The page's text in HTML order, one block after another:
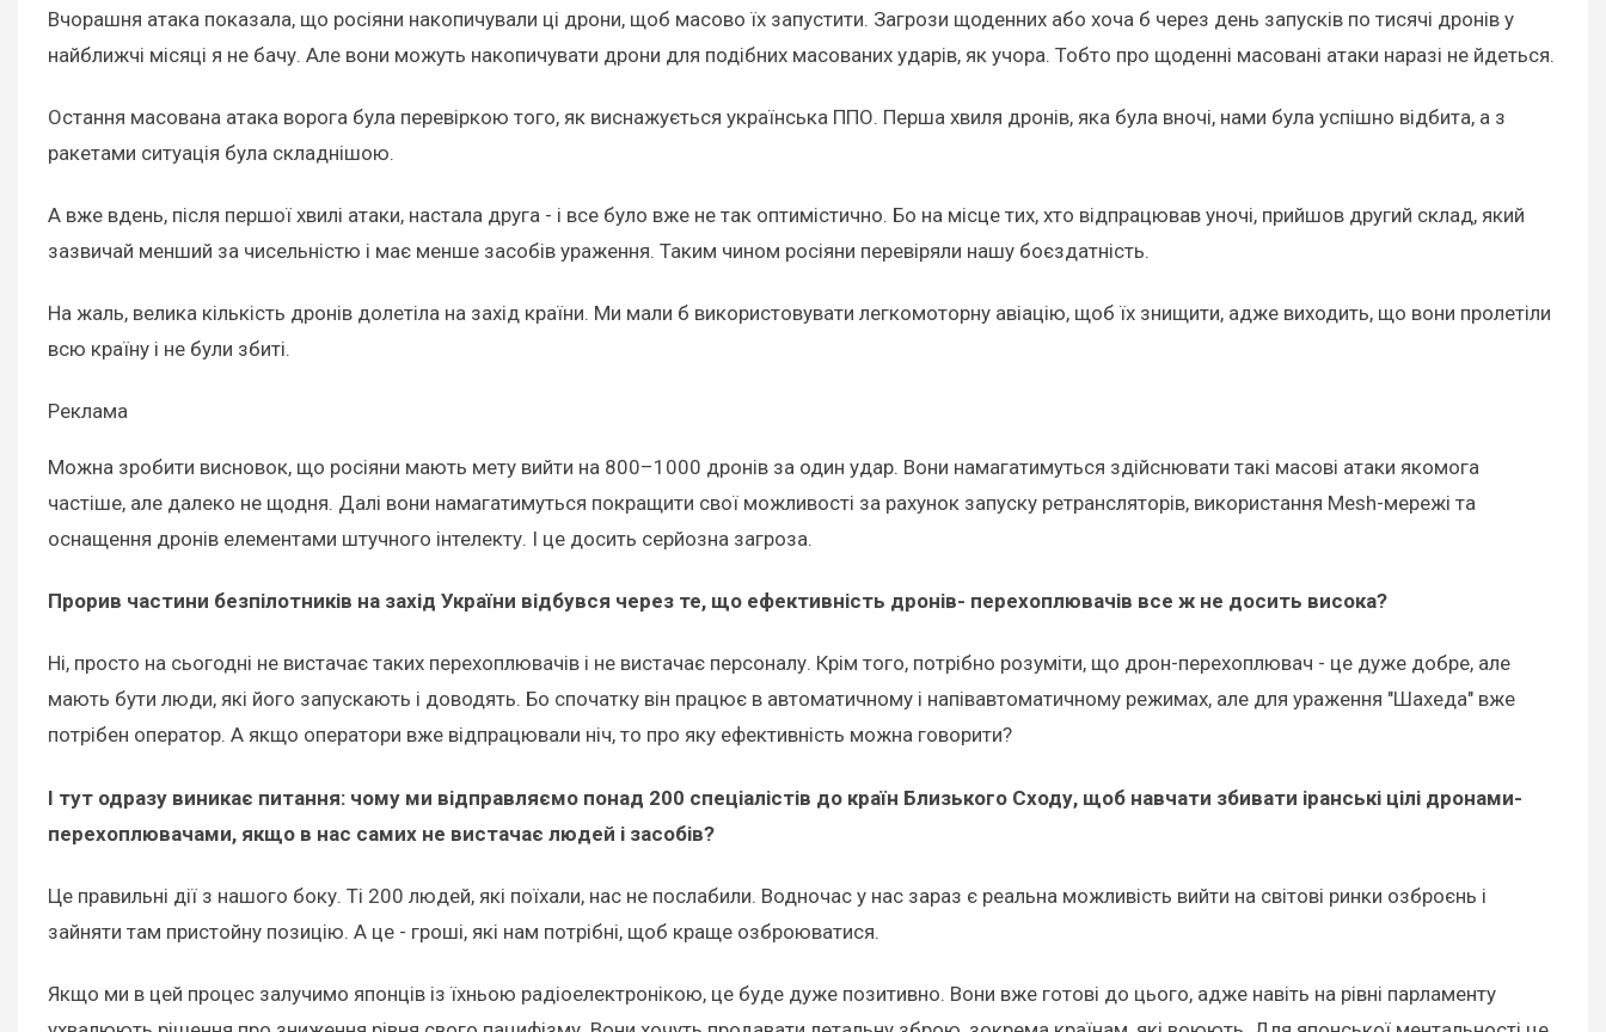
Вчорашня атака показала, що росіяни накопичували ці дрони, щоб масово їх запустити. Загрози щоденних або хоча б через день запусків по тисячі дронів у
найближчі місяці я не бачу. Але вони можуть накопичувати дрони для подібних масованих ударів, як учора. Тобто про щоденні масовані атаки наразі не йдеться.
Остання масована атака ворога була перевіркою того, як виснажується українська ППО. Перша хвиля дронів, яка була вночі, нами була успішно відбита, а з
ракетами ситуація була складнішою.
А вже вдень, після першої хвилі атаки, настала друга - і все було вже не так оптимістично. Бо на місце тих, хто відпрацював уночі, прийшов другий склад, який
зазвичай менший за чисельністю і має менше засобів ураження. Таким чином росіяни перевіряли нашу боєздатність.
На жаль, велика кількість дронів долетіла на захід країни. Ми мали б використовувати легкомоторну авіацію, щоб їх знищити, адже виходить, що вони пролетіли
всю країну і не були збиті.
Реклама
Можна зробити висновок, що росіяни мають мету вийти на 800–1000 дронів за один удар. Вони намагатимуться здійснювати такі масові атаки якомога
частіше, але далеко не щодня. Далі вони намагатимуться покращити свої можливості за рахунок запуску ретрансляторів, використання Mesh-мережі та
оснащення дронів елементами штучного інтелекту. І це досить серйозна загроза.
Прорив частини безпілотників на захід України відбувся через те, що ефективність дронів- перехоплювачів все ж не досить висока?
Ні, просто на сьогодні не вистачає таких перехоплювачів і не вистачає персоналу. Крім того, потрібно розуміти, що дрон-перехоплювач - це дуже добре, але
мають бути люди, які його запускають і доводять. Бо спочатку він працює в автоматичному і напівавтоматичному режимах, але для ураження "Шахеда" вже
потрібен оператор. А якщо оператори вже відпрацювали ніч, то про яку ефективність можна говорити?
І тут одразу виникає питання: чому ми відправляємо понад 200 спеціалістів до країн Близького Сходу, щоб навчати збивати іранські цілі дронами-
перехоплювачами, якщо в нас самих не вистачає людей і засобів?
Це правильні дії з нашого боку. Ті 200 людей, які поїхали, нас не послабили. Водночас у нас зараз є реальна можливість вийти на світові ринки озброєнь і
зайняти там пристойну позицію. А це - гроші, які нам потрібні, щоб краще озброюватися.
Якщо ми в цей процес залучимо японців із їхньою радіоелектронікою, це буде дуже позитивно. Вони вже готові до цього, адже навіть на рівні парламенту